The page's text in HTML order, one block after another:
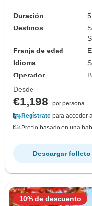
Duración
Destinos
Franja de edad
Idioma
Operador
Desde
€1,198
por persona
Regístrate para acceder
Precio basado en una
Descargar folleto
10% de descuento